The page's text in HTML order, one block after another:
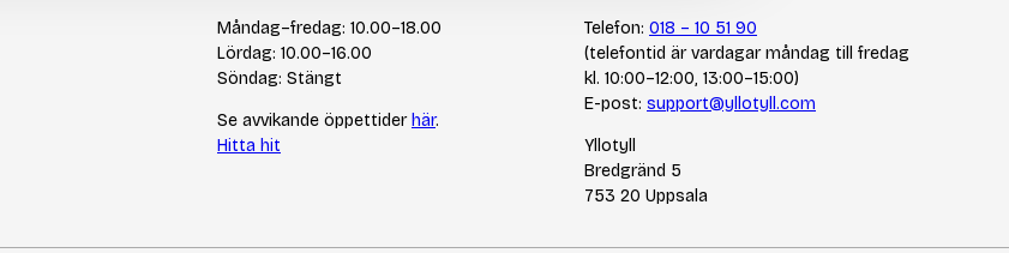
Måndag–fredag: 10.00–18.00
Lördag: 10.00–16.00
Söndag: Stängt
Se avvikande öppettider här.
Hitta hit
Telefon: 018 – 10 51 90
(telefontid är vardagar måndag till fredag
kl. 10:00–12:00, 13:00–15:00)
E-post: support@yllotyll.com
Yllotyll
Bredgränd 5
753 20 Uppsala